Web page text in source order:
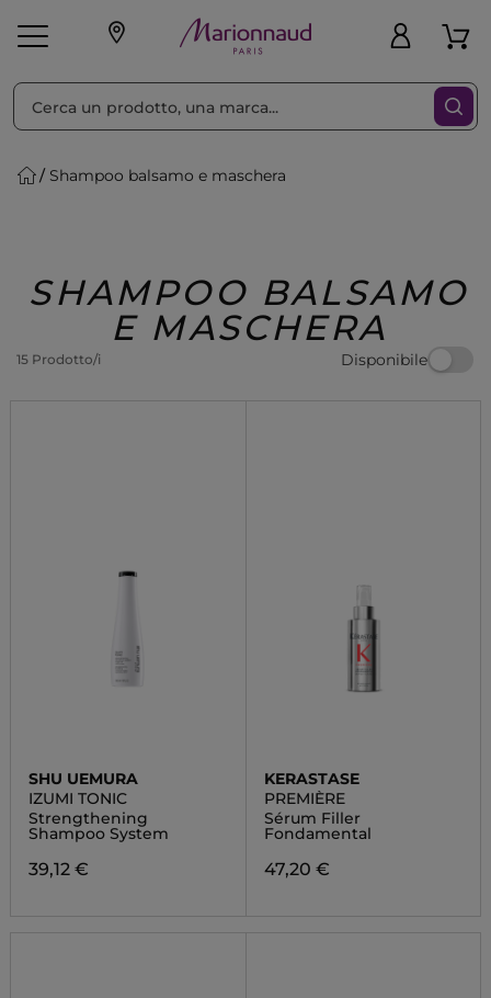
Make-up Profumi
Regalo
Shampoo balsamo e maschera
SHAMPOO BALSAMO
E MASCHERA
15 Prodotto/i Disponibile
Ordina per Filtra
SHU UEMURA
IZUMI TONIC
Strengthening
Shampoo System
39,12 €
KERASTASE
PREMIÈRE
Sérum Filler
Fondamental
47,20 €